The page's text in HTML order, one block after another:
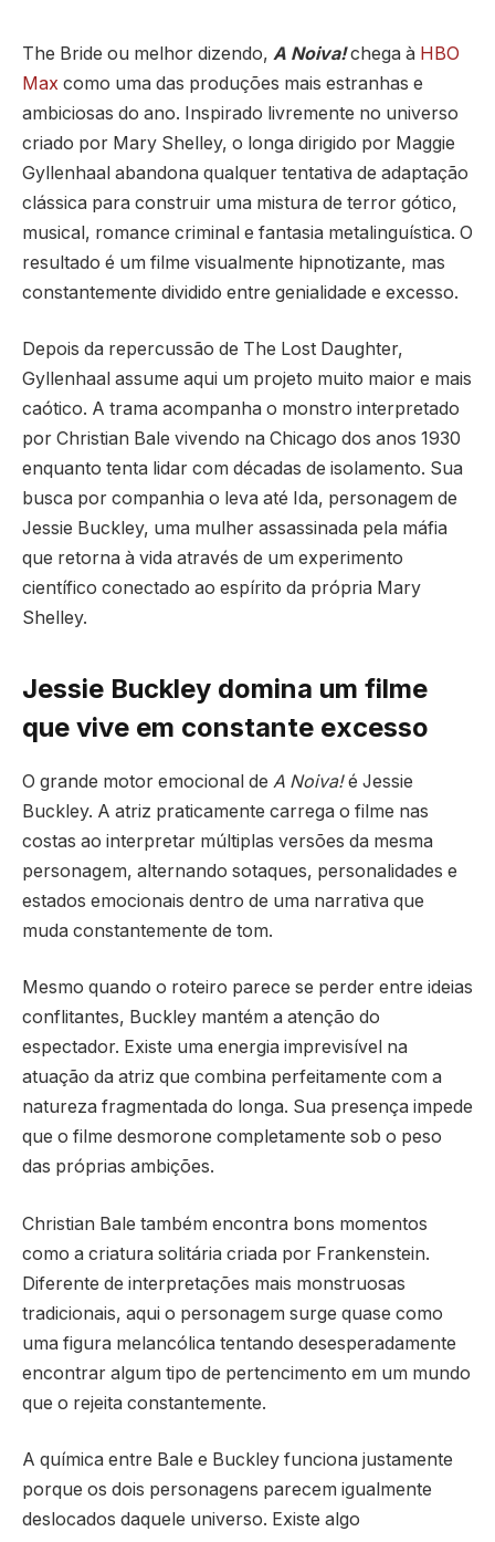
The Bride ou melhor dizendo, A Noiva!chega à HBO
Max como uma das produções mais estranhas e
ambiciosas do ano. Inspirado livremente no universo
criado por Mary Shelley, o longa dirigido por Maggie
Gyllenhaal abandona qualquer tentativa de adaptação
clássica para construir uma mistura de terror gótico,
musical, romance criminal e fantasia metalinguística. O
resultado é um filme visualmente hipnotizante, mas
constantemente dividido entre genialidade e excesso.
Depois da repercussão de The Lost Daughter,
Gyllenhaal assume aqui um projeto muito maior e mais
caótico. A trama acompanha o monstro interpretado
por Christian Bale vivendo na Chicago dos anos 1930
enquanto tenta lidar com décadas de isolamento. Sua
busca por companhia o leva até Ida, personagem de
Jessie Buckley, uma mulher assassinada pela máfia
que retorna à vida através de um experimento
científico conectado ao espírito da própria Mary
Shelley.
Jessie Buckley domina um filme
que vive em constante excesso
O grande motor emocional de A Noiva!é Jessie
Buckley. A atriz praticamente carrega o filme nas
costas ao interpretar múltiplas versões da mesma
personagem, alternando sotaques, personalidades e
estados emocionais dentro de uma narrativa que
muda constantemente de tom.
Mesmo quando o roteiro parece se perder entre ideias
conflitantes, Buckley mantém a atenção do
espectador. Existe uma energia imprevisível na
atuação da atriz que combina perfeitamente com a
natureza fragmentada do longa. Sua presença impede
que o filme desmorone completamente sob o peso
das próprias ambições.
Christian Bale também encontra bons momentos
como a criatura solitária criada por Frankenstein.
Diferente de interpretações mais monstruosas
tradicionais, aqui o personagem surge quase como
uma figura melancólica tentando desesperadamente
encontrar algum tipo de pertencimento em um mundo
que o rejeita constantemente.
A química entre Bale e Buckley funciona justamente
porque os dois personagens parecem igualmente
deslocados daquele universo. Existe algo